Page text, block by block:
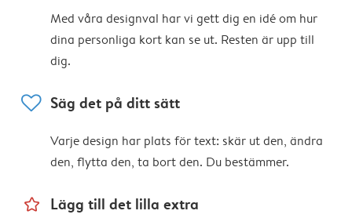
Med våra designval har vi gett dig en idé om hur
dina personliga kort kan se ut. Resten är upp till
dig.
heart Säg det på ditt sätt
Varje design har plats för text: skär ut den, ändra
den, flytta den, ta bort den. Du bestämmer.
star_outline Lägg till det lilla extra